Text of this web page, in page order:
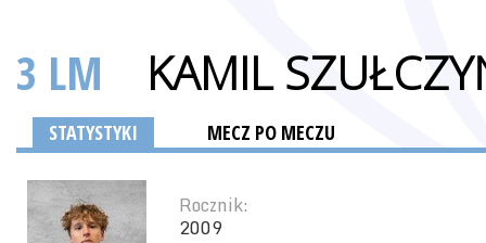
3 LM KAMIL
STATYSTYKI MECZ PO MECZU
Rocznik:
2009